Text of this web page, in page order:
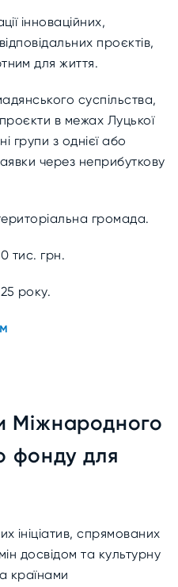
інноваційних,
проєктів,
для життя.
суспільства,
в межах Луцької
групи з однієї або
через неприбуткову
громада.
тис. грн.
року.
Міжнародного
фонду для
ініціатив, спрямованих
досвідом та культурну
країнами